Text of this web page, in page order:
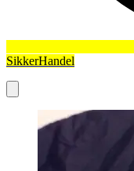
SikkerHandel